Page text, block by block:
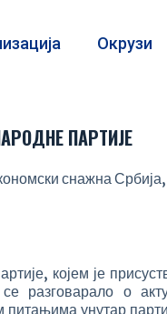
Окрузи
ПАРТИЈЕ
снажна Србија,
којем је
разговарало о
унутар